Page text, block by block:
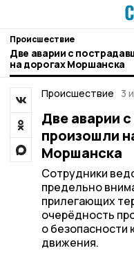
Происшествие
Две аварии с
на дорогах Моршанска
Происшествие
3
Две аварии
произошли
Моршанска
Сотрудники
предельно
прилегающих
очерёдность
о безопасности
движения.